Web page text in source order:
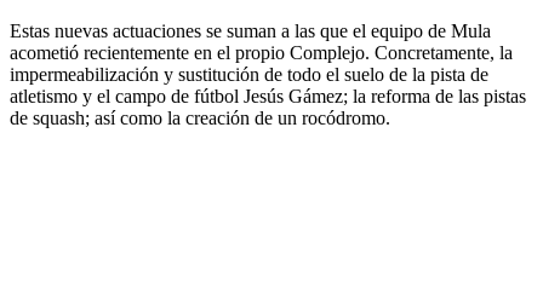
Estas nuevas actuaciones se suman a las que el equipo de Mula
acometió recientemente en el propio Complejo. Concretamente, la
impermeabilización y sustitución de todo el suelo de la pista de
atletismo y el campo de fútbol Jesús Gámez; la reforma de las pistas
de squash; así como la creación de un rocódromo.